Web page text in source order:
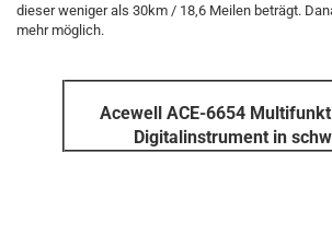
dieser weniger als 30km / 18,6 Meilen beträgt.
mehr möglich.
Acewell ACE-6654
Digitalinstrument in